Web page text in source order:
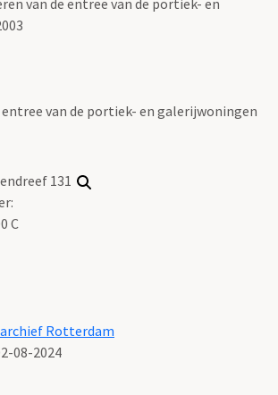
entree van de portiek- en galerijwoningen
131
C
Rotterdam
08-2024